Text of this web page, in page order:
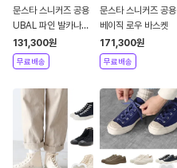
문스타 스니커즈 공용
UBAL 파인 발카나이
즈
131,300원
무료배송
문스타 스니커즈 공용
베이직 로우 바스켓
171,300원
무료배송